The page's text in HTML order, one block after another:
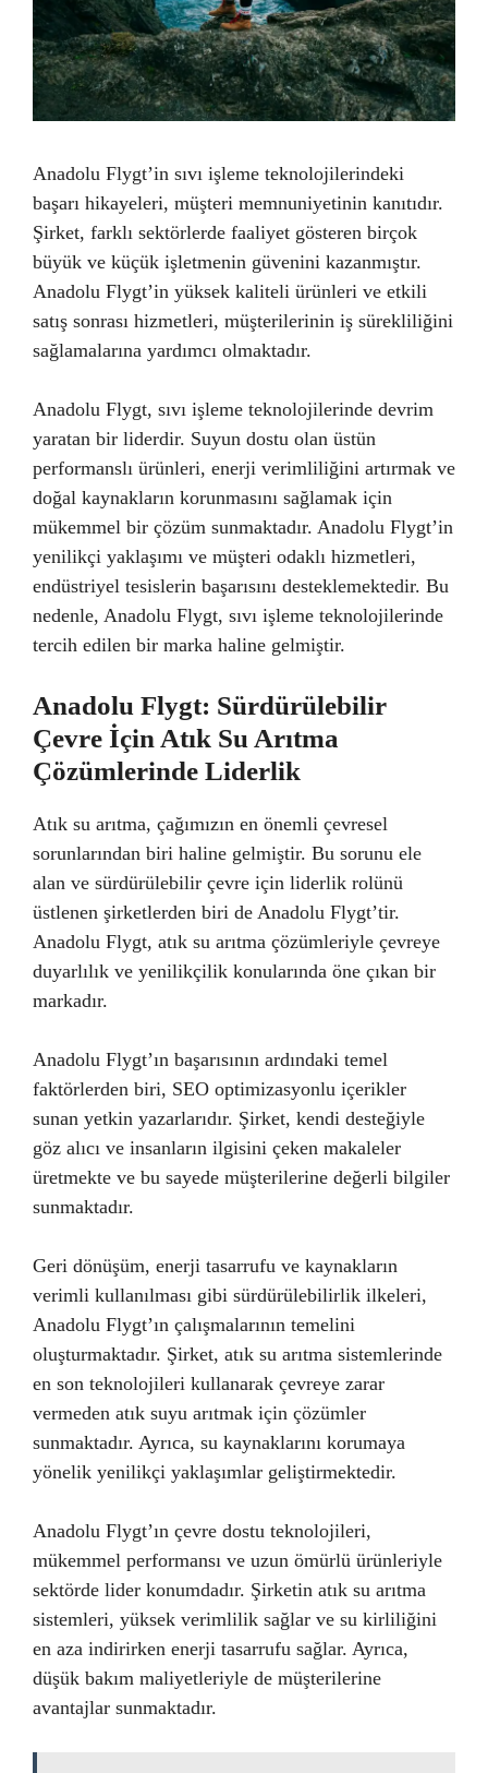
Anadolu Flygt’in sıvı işleme teknolojilerindeki
başarı hikayeleri, müşteri memnuniyetinin kanıtıdır.
Şirket, farklı sektörlerde faaliyet gösteren birçok
büyük ve küçük işletmenin güvenini kazanmıştır.
Anadolu Flygt’in yüksek kaliteli ürünleri ve etkili
satış sonrası hizmetleri, müşterilerinin iş sürekliliğini
sağlamalarına yardımcı olmaktadır.
Anadolu Flygt, sıvı işleme teknolojilerinde devrim
yaratan bir liderdir. Suyun dostu olan üstün
performanslı ürünleri, enerji verimliliğini artırmak ve
doğal kaynakların korunmasını sağlamak için
mükemmel bir çözüm sunmaktadır. Anadolu Flygt’in
yenilikçi yaklaşımı ve müşteri odaklı hizmetleri,
endüstriyel tesislerin başarısını desteklemektedir. Bu
nedenle, Anadolu Flygt, sıvı işleme teknolojilerinde
tercih edilen bir marka haline gelmiştir.
Anadolu Flygt: Sürdürülebilir
Çevre İçin Atık Su Arıtma
Çözümlerinde Liderlik
Atık su arıtma, çağımızın en önemli çevresel
sorunlarından biri haline gelmiştir. Bu sorunu ele
alan ve sürdürülebilir çevre için liderlik rolünü
üstlenen şirketlerden biri de Anadolu Flygt’tir.
Anadolu Flygt, atık su arıtma çözümleriyle çevreye
duyarlılık ve yenilikçilik konularında öne çıkan bir
markadır.
Anadolu Flygt’ın başarısının ardındaki temel
faktörlerden biri, SEO optimizasyonlu içerikler
sunan yetkin yazarlarıdır. Şirket, kendi desteğiyle
göz alıcı ve insanların ilgisini çeken makaleler
üretmekte ve bu sayede müşterilerine değerli bilgiler
sunmaktadır.
Geri dönüşüm, enerji tasarrufu ve kaynakların
verimli kullanılması gibi sürdürülebilirlik ilkeleri,
Anadolu Flygt’ın çalışmalarının temelini
oluşturmaktadır. Şirket, atık su arıtma sistemlerinde
en son teknolojileri kullanarak çevreye zarar
vermeden atık suyu arıtmak için çözümler
sunmaktadır. Ayrıca, su kaynaklarını korumaya
yönelik yenilikçi yaklaşımlar geliştirmektedir.
Anadolu Flygt’ın çevre dostu teknolojileri,
mükemmel performansı ve uzun ömürlü ürünleriyle
sektörde lider konumdadır. Şirketin atık su arıtma
sistemleri, yüksek verimlilik sağlar ve su kirliliğini
en aza indirirken enerji tasarrufu sağlar. Ayrıca,
düşük bakım maliyetleriyle de müşterilerine
avantajlar sunmaktadır.